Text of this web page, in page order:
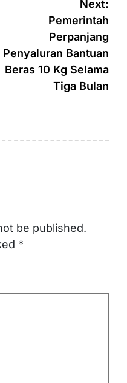
Next:
Pemerintah
Perpanjang
Penyaluran Bantuan
Beras 10 Kg Selama
Tiga Bulan
be published.
*